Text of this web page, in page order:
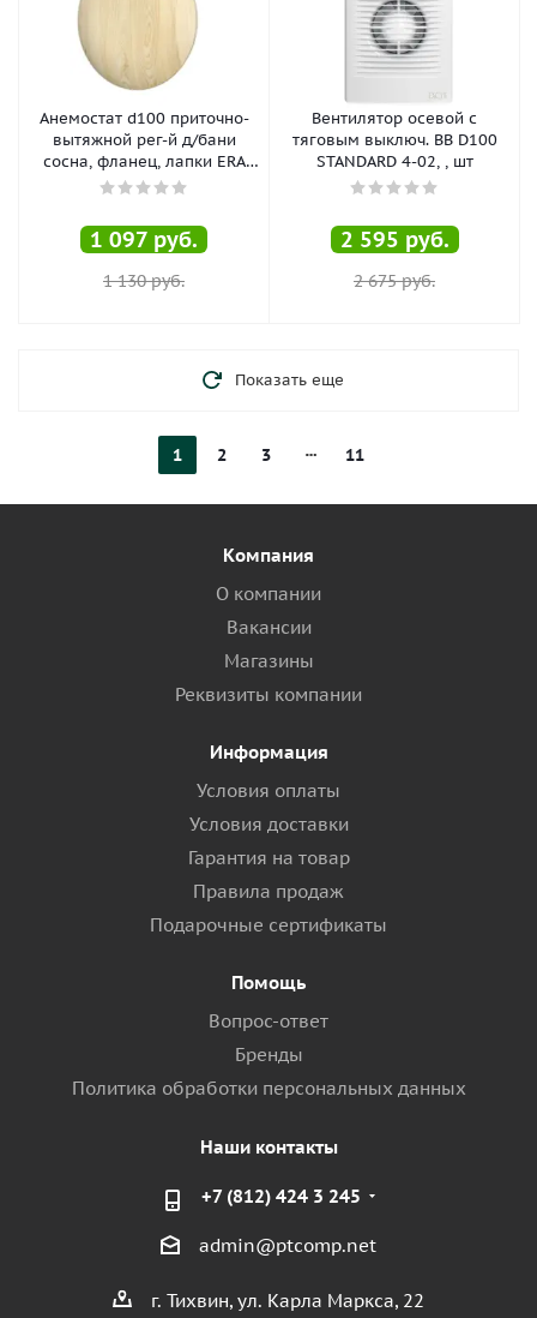
Анемостат d100 приточно-
вытяжной рег-й д/бани
сосна, фланец, лапки ERA
10DW Pine MS, , шт
1 097 руб.
1 130руб.
Вентилятор осевой с
тяговым выключ. ВВ D100
STANDARD 4-02, , шт
2 595 руб.
2 675руб.
Показать еще
1 2 3 11
Компания
О компании
Вакансии
Магазины
Реквизиты компании
Информация
Условия оплаты
Условия доставки
Гарантия на товар
Правила продаж
Подарочные сертификаты
Помощь
Вопрос-ответ
Бренды
Политика обработки персональных данных
Наши контакты
+7 (812) 424 3 245
admin@ptcomp.net
г. Тихвин, ул. Карла Маркса, 22